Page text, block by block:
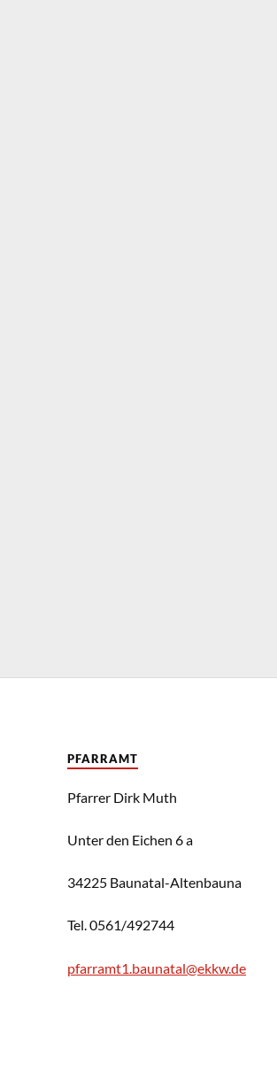
PFARRAMT
Pfarrer Dirk Muth
Unter den Eichen 6 a
34225 Baunatal-Altenbauna
Tel. 0561/492744
pfarramt1.baunatal@ekkw.de